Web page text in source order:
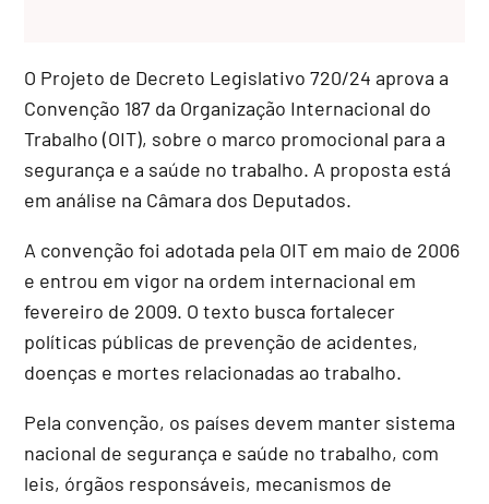
O Projeto de Decreto Legislativo 720/24 aprova a
Convenção 187 da Organização Internacional do
Trabalho (OIT), sobre o marco promocional para a
segurança e a saúde no trabalho. A proposta está
em análise na Câmara dos Deputados.
A convenção foi adotada pela OIT em maio de 2006
e entrou em vigor na ordem internacional em
fevereiro de 2009. O texto busca fortalecer
políticas públicas de prevenção de acidentes,
doenças e mortes relacionadas ao trabalho.
Pela convenção, os países devem manter sistema
nacional de segurança e saúde no trabalho, com
leis, órgãos responsáveis, mecanismos de